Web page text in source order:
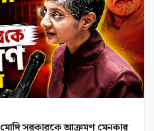
মোদি সরকারকে আক্রমণ মেনকার